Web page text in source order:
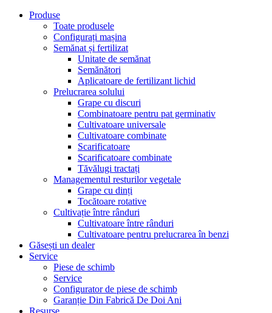
Produse
Toate produsele
Configurați mașina
Semănat și fertilizat
Unitate de semănat
Semănători
Aplicatoare de fertilizant lichid
Prelucrarea solului
Grape cu discuri
Combinatoare pentru pat germinativ
Cultivatoare universale
Cultivatoare combinate
Scarificatoare
Scarificatoare combinate
Tăvălugi tractați
Managementul resturilor vegetale
Grape cu dinți
Tocătoare rotative
Cultivație între rânduri
Cultivatoare între rânduri
Cultivatoare pentru prelucrarea în benzi
Găsești un dealer
Service
Piese de schimb
Service
Configurator de piese de schimb
Garanție Din Fabrică De Doi Ani
Resurse